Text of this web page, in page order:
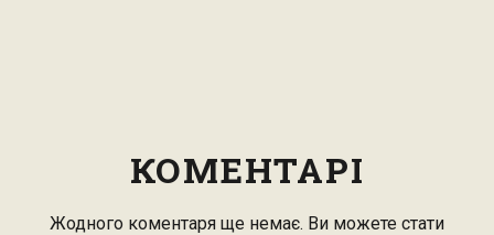
КОМЕНТАРІ
Жодного коментаря ще немає. Ви можете стати